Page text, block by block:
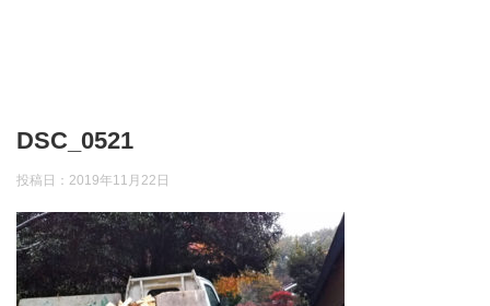
DSC_0521
投稿日： 2019年11月22日